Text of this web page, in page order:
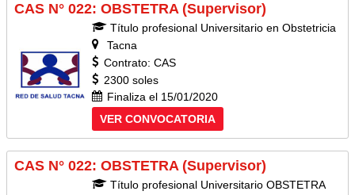
CAS N° 022: OBSTETRA (Supervisor)
Título profesional Universitario en Obstetricia
Tacna
Contrato: CAS
2300 soles
Finaliza el 15/01/2020
VER CONVOCATORIA
CAS N° 022: OBSTETRA (Supervisor)
Título profesional Universitario OBSTETRA